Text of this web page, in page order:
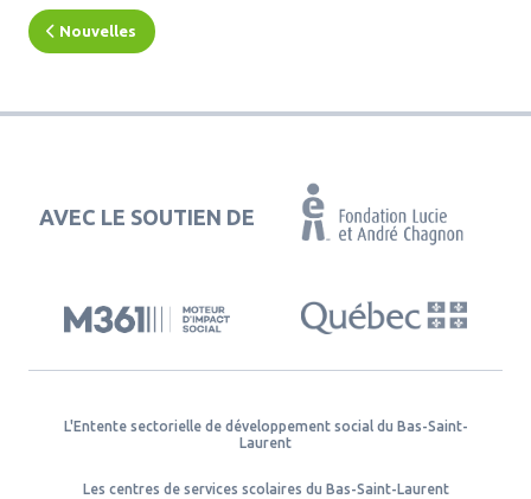
Nouvelles
AVEC LE SOUTIEN DE
L'Entente sectorielle de développement social du Bas-Saint-
Laurent
Les centres de services scolaires du Bas-Saint-Laurent